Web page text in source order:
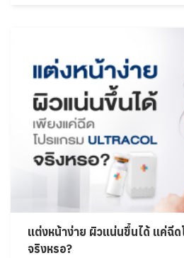
แต่งหน้าง่าย ผิวแน่นขึ้นได้ แค่ฉี
จริงหรอ?